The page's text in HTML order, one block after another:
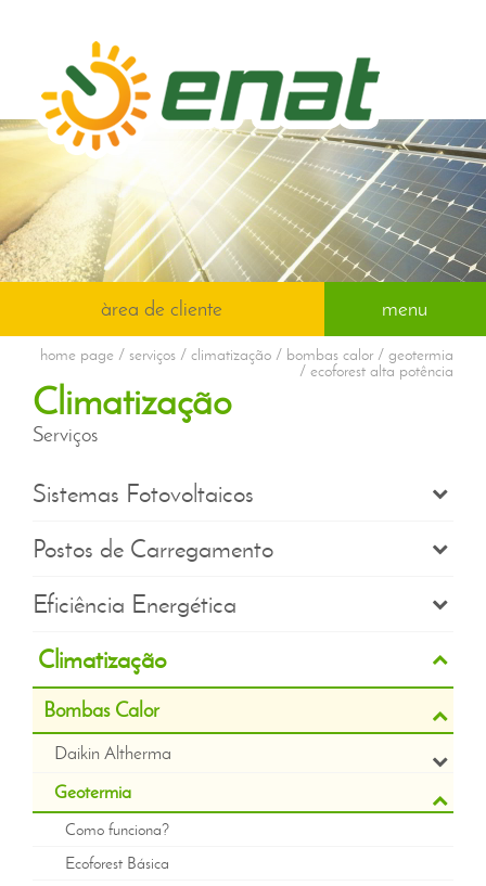
àrea de cliente menu
home page / serviços / climatização / bombas calor / geotermia
/ ecoforest alta potência
Climatização
Serviços
Sistemas Fotovoltaicos
Postos de Carregamento
Eficiência Energética
Climatização
Bombas Calor
Daikin Altherma
Geotermia
Como funciona?
Ecoforest Básica